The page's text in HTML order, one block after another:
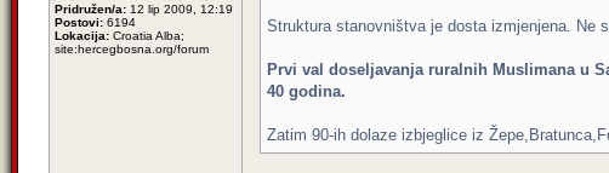
Pridružen/a: 12 lip 2009, 12:19
Postovi: 6194
Lokacija: Croatia Alba;
site:hercegbosna.org/forum
Struktura stanovništva je dosta izmjenjena. Ne
Prvi val doseljavanja ruralnih Muslimana u
40 godina.
Zatim 90-ih dolaze izbjeglice iz